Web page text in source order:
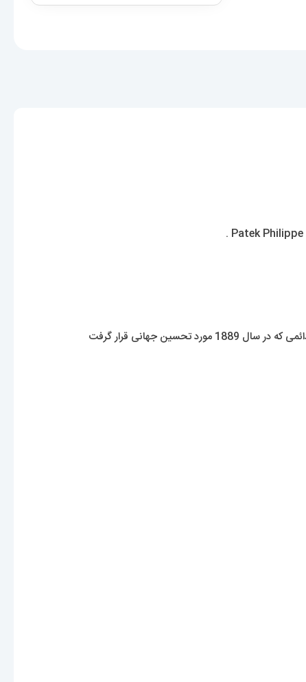
این داستان یکی از اختراعات پیشگامانه است – مکانیزم پیچ در پیچ بدون کلید که انقلابی در زمان سنجی در سال 1845 ایجاد کرد و مکانیسم تقویم دائمی که در سال 1889 مورد تحسین جهانی قرار گرفت